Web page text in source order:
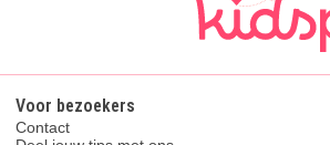
Voor bezoekers
Contact